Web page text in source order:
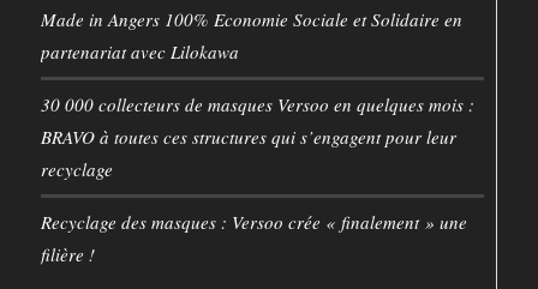
Made in Angers 100% Economie Sociale et Solidaire en
partenariat avec Lilokawa
30 000 collecteurs de masques Versoo en quelques mois :
BRAVO à toutes ces structures qui s’engagent pour leur
recyclage
Recyclage des masques : Versoo crée « finalement » une
filière !